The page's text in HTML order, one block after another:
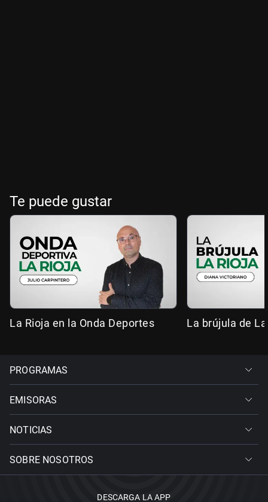
Te puede gustar
La Rioja en la Onda Deportes La brújula de
PROGRAMAS
EMISORAS
NOTICIAS
SOBRE NOSOTROS
DESCARGA LA APP